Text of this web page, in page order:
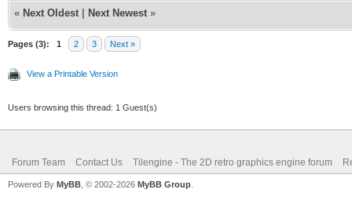
« Next Oldest Next Newest »
Pages (3): 1 2 3 Next »
View a Printable Version
Users browsing this thread: 1 Guest(s)
Forum Team Contact Us Tilengine - The 2D retro graphics engine forum
Powered By MyBB , © 2002-2026 MyBB Group